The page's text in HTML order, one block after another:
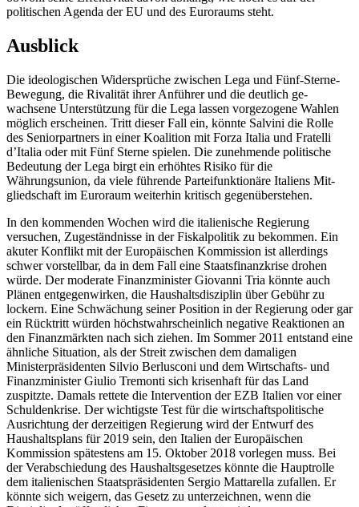
politischen Agenda der EU und des Euroraums steht.
Ausblick
Die ideologischen Widersprüche zwischen Lega und Fünf-Sterne-
Bewegung, die Riva­lität ihrer Anführer und die deutlich ge­
wachsene Unterstützung für die Lega lassen vorgezogene Wahlen
möglich erscheinen. Tritt dieser Fall ein, könnte Salvini die Rolle
des Seniorpartners in einer Koalition mit Forza Italia und Fratelli
d’Italia oder mit Fünf Sterne spielen. Die zunehmende poli­tische
Bedeutung der Lega birgt ein erhöh­tes Risiko für die
Währungsunion, da viele führende Parteifunktionäre Italiens Mit­
gliedschaft im Euroraum weiterhin kritisch gegenüberstehen.
In den kommenden Wochen wird die italienische Regierung
versuchen, Zugeständnisse in der Fiskalpolitik zu bekommen. Ein
akuter Konflikt mit der Europäischen Kommission ist allerdings
schwervorstellbar, da in dem Fall eine Staatsfinanzkrise drohen
würde. Der moderate Finanz­minister Giovanni Tria könnte auch
Plänen entgegenwirken, die Haushaltsdisziplin über Gebühr zu
lockern. Eine Schwächung seiner Position in der Regierung oder gar
ein Rücktritt würden höchstwahrscheinlich negative Reaktionen an
den Finanzmärkten nach sich ziehen. Im Sommer 2011 ent­stand eine
ähnliche Situation, als der Streit zwischen dem damaligen
Ministerpräsidenten Silvio Berlusconi und dem Wirtschafts- und
Finanzminister Giulio Tremonti sich krisenhaft für das Land
zuspitzte. Damals rettete die Intervention der EZB Italien vor einer
Schuldenkrise. Der wichtigste Test für die wirtschaftspolitische
Ausrichtung der derzeitigen Regierung wird der Entwurf des
Haushaltsplans für 2019 sein, den Italien der Europäischen
Kommission spätestens am 15. Oktober 2018 vorlegen muss. Bei
der Verabschiedung des Haushaltsgesetzes könnte die Hauptrolle
dem italienischen Staatspräsidenten Sergio Mattarella zu­fallen. Er
könnte sich weigern, das Gesetz zu unterzeichnen, wenn die